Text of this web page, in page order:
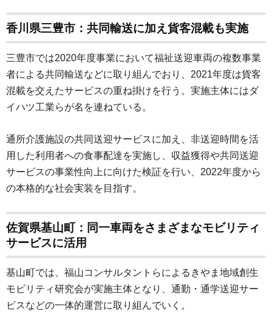
香川県三豊市：共同輸送に加え貨客混載も実施
三豊市では2020年度事業において福祉送迎車両の複数事業
者による共同輸送などに取り組んでおり、2021年度は貨客
混載を交えたサービスの重ね掛けを行う。実施主体にはダ
イハツ工業らが名を連ねている。
通所介護施設の共同送迎サービスに加え、非送迎時間を活
用した利用者への食事配達を実施し、収益獲得や共同送迎
サービスの事業性向上に向けた検証を行い、2022年度から
の本格的な社会実装を目指す。
佐賀県基山町：同一車両をさまざまなモビリティ
サービスに活用
基山町では、福山コンサルタントらによるきやま地域創生
モビリティ研究会が実施主体となり、通勤・通学送迎サー
ビスなどの一体的運営に取り組んでいく。